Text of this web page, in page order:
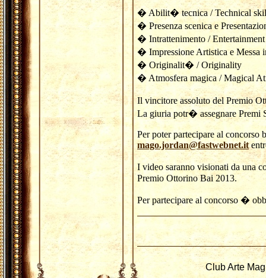
� Abilit� tecnica / Technical
� Presenza scenica e
� Intrattenimento /
� Impressione Artistica e Messa
� Originalit� / Originality
� Atmosfera magica / Magical
Il vincitore assoluto del Premio
La giuria potr� assegnare Premi
Per poter partecipare al
mago.jordan@fastwebnet.it
I video saranno visionati da una
Premio Ottorino Bai 2013.
Per partecipare al concorso �
Club Arte